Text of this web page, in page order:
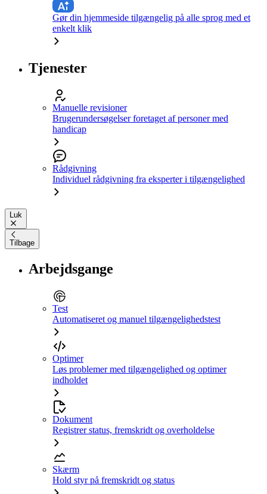
Gør din hjemmeside tilgængelig på alle sprog med et
enkelt klik
Tjenester
Manuelle revisioner
Brugerundersøgelser foretaget af personer med
handicap
Rådgivning
Individuel rådgivning fra eksperter i tilgængelighed
Luk
Tilbage
Arbejdsgange
Test
Automatiseret og manuel tilgængelighedstest
Optimer
Løs problemer med tilgængelighed og optimer
indholdet
Dokument
Registrer status, fremskridt og overholdelse
Skærm
Hold styr på fremskridt og status